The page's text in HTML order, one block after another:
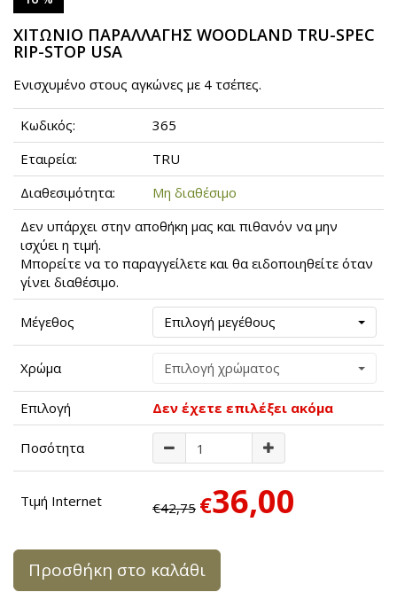
ΧΙΤΩΝΙΟ ΠΑΡΑΛΛΑΓΗΣ WOODLAND TRU-SPEC
RIP-STOP USA
Ενισχυμένο στους αγκώνες με 4 τσέπες.
Κωδικός:
365
Εταιρεία:
TRU
Διαθεσιμότητα:
Μη διαθέσιμο
Δεν υπάρχει στην αποθήκη μας και πιθανόν να μην
ισχύει η τιμή.
Μπορείτε να το παραγγείλετε και θα ειδοποιηθείτε όταν
γίνει διαθέσιμο.
Μέγεθος Επιλογή μεγέθους
Χρώμα Επιλογή χρώματος
Επιλογή Δεν έχετε επιλέξει ακόμα
Ποσότητα
Τιμή Internet €42,75 €36,00
Προσθήκη στο καλάθι